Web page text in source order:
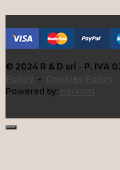
© 2024 R & D srl - P. IVA
-
Powered by: